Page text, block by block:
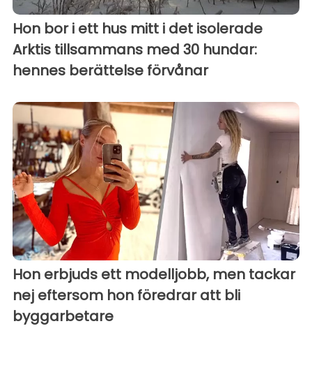
Hon bor i ett hus mitt i det isolerade
Arktis tillsammans med 30 hundar:
hennes berättelse förvånar
Hon erbjuds ett modelljobb, men tackar
nej eftersom hon föredrar att bli
byggarbetare